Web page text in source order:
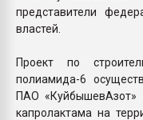
представители
властей.
Проект по
полиамида-6
ПАО «КуйбышевАзот»
капролактама на